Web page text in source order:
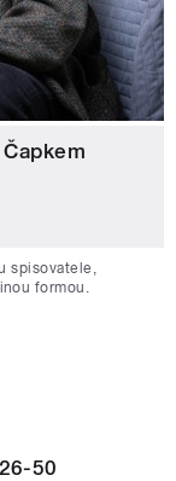
spisovatele,
formou.
50